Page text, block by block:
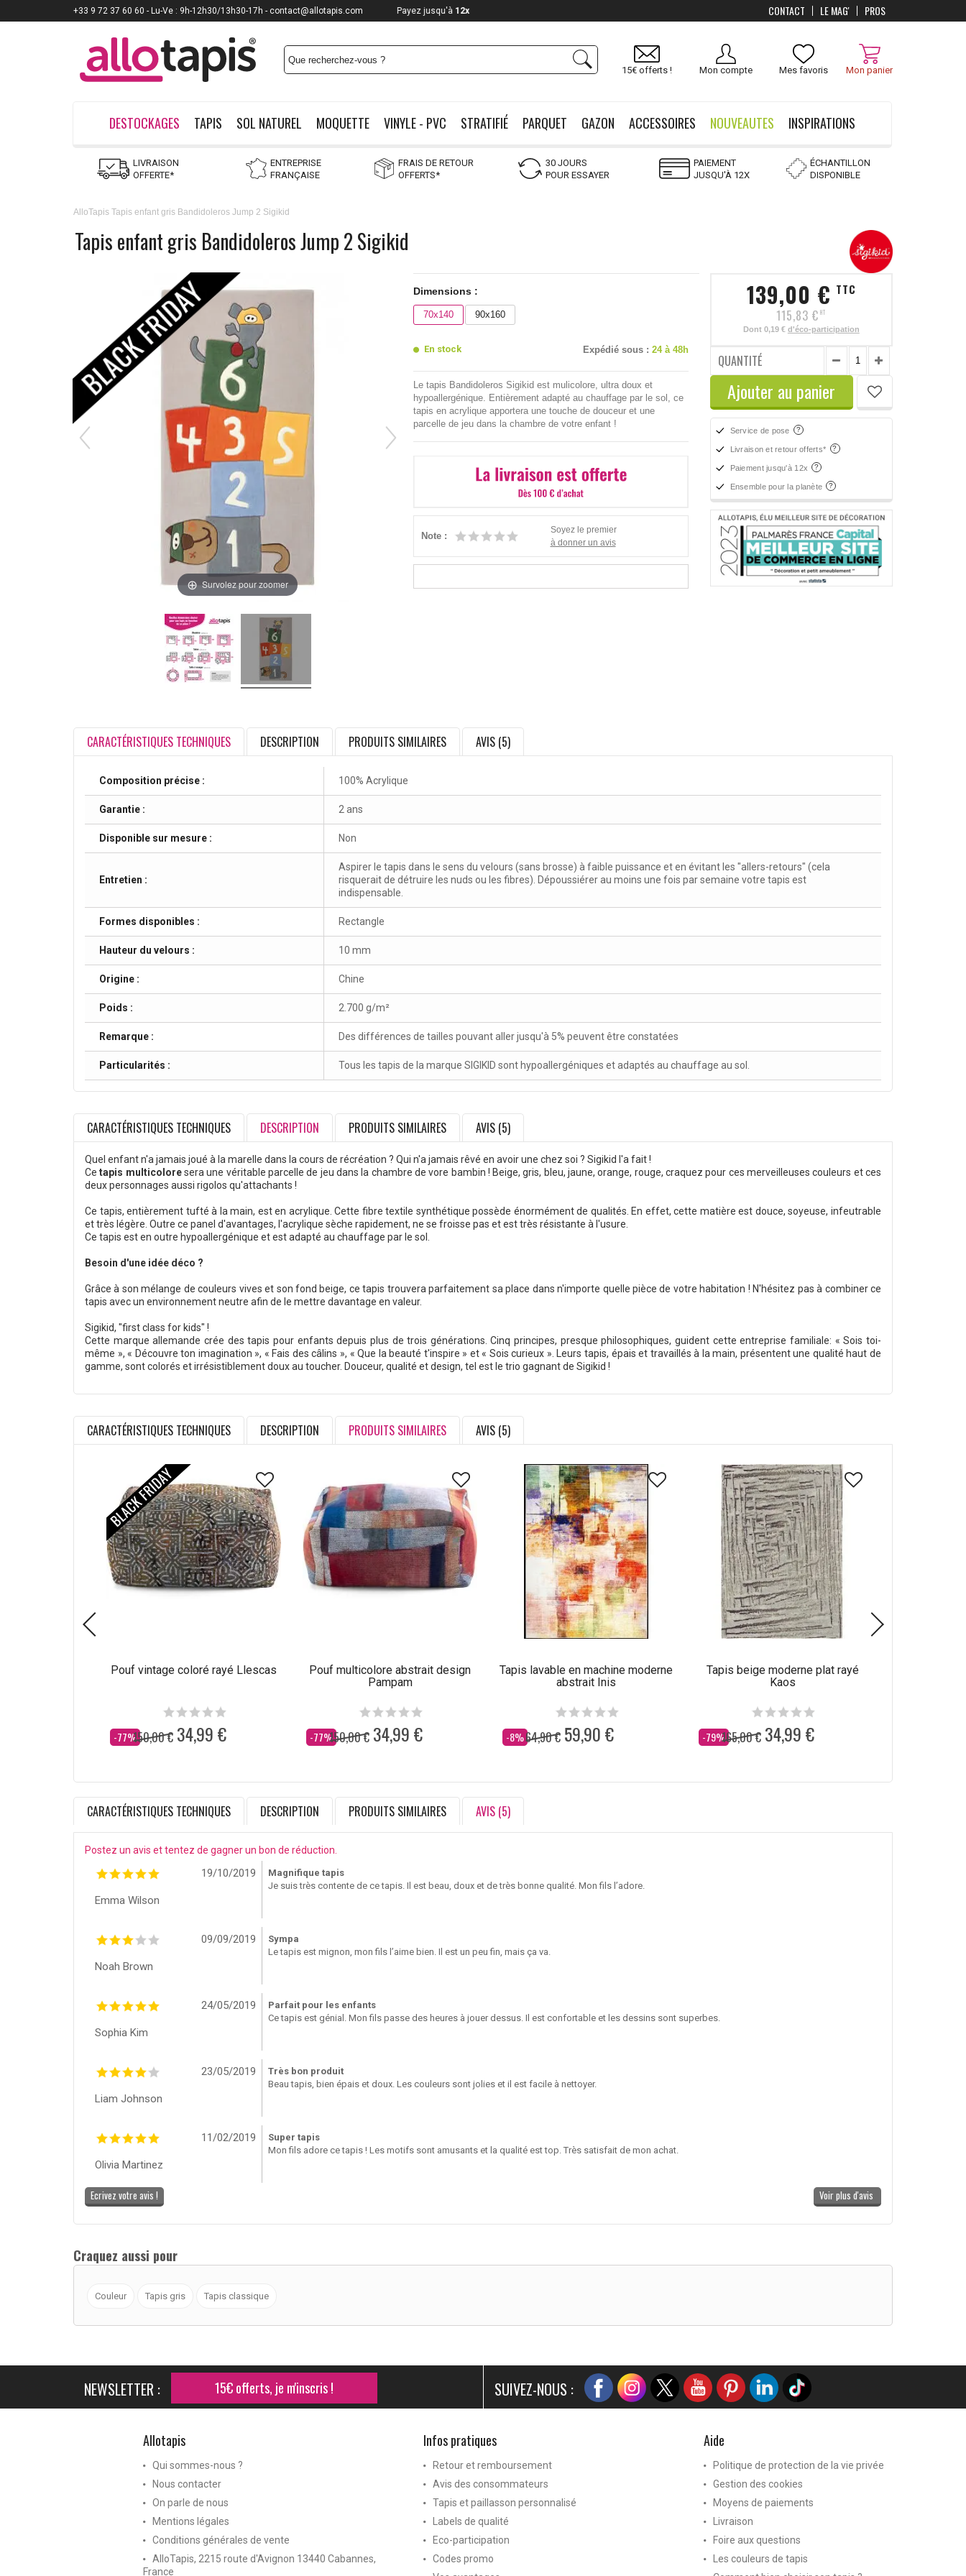
Mon panier
Mes favoris
Mon compte
15€ offerts !
DESTOCKAGES TAPIS SOL NATUREL MOQUETTE VINYLE - PVC STRATIFIÉ PARQUET GAZON ACCESSOIRES NOUVEAUTES INSPIRATIONS
LIVRAISON
OFFERTE*
ENTREPRISE
FRANÇAISE
FRAIS DE RETOUR
OFFERTS*
30 JOURS
POUR ESSAYER
PAIEMENT
JUSQU'À 12X
ÉCHANTILLON
DISPONIBLE
AlloTapis Tapis enfant gris Bandidoleros Jump 2 Sigikid
Tapis enfant gris Bandidoleros Jump 2 Sigikid
Survolez pour zoomer
Dimensions :
70x140 90x160
En stock Expédié sous : 24 à 48h
Le tapis Bandidoleros Sigikid est mulicolore, ultra doux et
hypoallergénique. Entièrement adapté au chauffage par le sol, ce
tapis en acrylique apportera une touche de douceur et une
parcelle de jeu dans la chambre de votre enfant !
Note :
Soyez le premier
à donner un avis
139,00 € TTC
115,83 € HT
Dont 0,19 € d'éco-participation
QUANTITÉ
Ajouter au panier
Service de pose
Livraison et retour offerts*
Paiement jusqu'à 12x
Ensemble pour la planète
CARACTÉRISTIQUES TECHNIQUES DESCRIPTION PRODUITS SIMILAIRES AVIS (5)
Composition précise : 100% Acrylique
Garantie : 2 ans
Disponible sur mesure : Non
Entretien :
Aspirer le tapis dans le sens du velours (sans brosse) à faible puissance et en évitant les "allers-retours" (cela
risquerait de détruire les nuds ou les fibres). Dépoussiérer au moins une fois par semaine votre tapis est
indispensable.
Formes disponibles : Rectangle
Hauteur du velours : 10 mm
Origine : Chine
Poids : 2.700 g/m²
Remarque : Des différences de tailles pouvant aller jusqu'à 5% peuvent être constatées
Particularités : Tous les tapis de la marque SIGIKID sont hypoallergéniques et adaptés au chauffage au sol.
CARACTÉRISTIQUES TECHNIQUES DESCRIPTION PRODUITS SIMILAIRES AVIS (5)
Quel enfant n'a jamais joué à la marelle dans la cours de récréation ? Qui n'a jamais rêvé en avoir une chez soi ? Sigikid l'a fait !
Cetapis multicoloresera une véritable parcelle de jeu dans la chambre de vore bambin ! Beige, gris, bleu, jaune, orange, rouge, craquez pour ces merveilleuses couleurs et ces
deux personnages aussi rigolos qu'attachants !
Ce tapis, entièrement tufté à la main, est en acrylique. Cette fibre textile synthétique possède énormément de qualités. En effet, cette matière est douce, soyeuse, infeutrable
et très légère. Outre ce panel d'avantages, l'acrylique sèche rapidement, ne se froisse pas et est très résistante à l'usure.
Ce tapis est en outre hypoallergénique et est adapté au chauffage par le sol.
Besoin d'une idée déco ?
Grâce à son mélange de couleurs vives et son fond beige, ce tapis trouvera parfaitement sa place dans n'importe quelle pièce de votre habitation ! N'hésitez pas à combiner ce
tapis avec un environnement neutre afin de le mettre davantage en valeur.
Sigikid, "first class for kids" !
Cette marque allemande crée des tapis pour enfants depuis plus de trois générations. Cinq principes, presque philosophiques, guident cette entreprise familiale: « Sois toi-
même », « Découvre ton imagination », « Fais des câlins », « Que la beauté t'inspire » et « Sois curieux ». Leurs tapis, épais et travaillés à la main, présentent une qualité haut de
gamme, sont colorés et irrésistiblement doux au toucher. Douceur, qualité et design, tel est le trio gagnant de Sigikid !
CARACTÉRISTIQUES TECHNIQUES DESCRIPTION PRODUITS SIMILAIRES AVIS (5)
Pouf vintage coloré rayé Llescas
-77%
Dès 150,00 € 34,99 €
Pouf multicolore abstrait design
Pampam
-77%
Dès 150,00 € 34,99 €
Tapis lavable en machine moderne
abstrait Inis
-8%
Dès 64,90 € 59,90 €
Tapis beige moderne plat rayé
Kaos
-79%
Dès 165,00 € 34,99 €
CARACTÉRISTIQUES TECHNIQUES DESCRIPTION PRODUITS SIMILAIRES AVIS (5)
Postez un avis et tentez de gagner un bon de réduction.
19/10/2019
Emma Wilson
Magnifique tapis
Je suis très contente de ce tapis. Il est beau, doux et de très bonne qualité. Mon fils l’adore.
09/09/2019
Noah Brown
Sympa
Le tapis est mignon, mon fils l’aime bien. Il est un peu fin, mais ça va.
24/05/2019
Sophia Kim
Parfait pour les enfants
Ce tapis est génial. Mon fils passe des heures à jouer dessus. Il est confortable et les dessins sont superbes.
23/05/2019
Liam Johnson
Très bon produit
Beau tapis, bien épais et doux. Les couleurs sont jolies et il est facile à nettoyer.
11/02/2019
Olivia Martinez
Super tapis
Mon fils adore ce tapis ! Les motifs sont amusants et la qualité est top. Très satisfait de mon achat.
Ecrivez votre avis ! Voir plus d'avis
Craquez aussi pour
Couleur Tapis gris Tapis classique
NEWSLETTER : 15€ offerts, je m'inscris ! SUIVEZ-NOUS :
PROS
LE MAG'
CONTACT
+33 9 72 37 60 60 - Lu-Ve : 9h-12h30/13h30-17h - contact@allotapis.com Payez jusqu'à OFFERTSdès 100 €
Allotapis
Qui sommes-nous ?
Nous contacter
On parle de nous
Mentions légales
Conditions générales de vente
AlloTapis, 2215 route d'Avignon 13440 Cabannes,
France
Infos pratiques
Retour et remboursement
Avis des consommateurs
Tapis et paillasson personnalisé
Labels de qualité
Eco-participation
Codes promo
Aide
Politique de protection de la vie privée
Gestion des cookies
Moyens de paiements
Livraison
Foire aux questions
Les couleurs de tapis